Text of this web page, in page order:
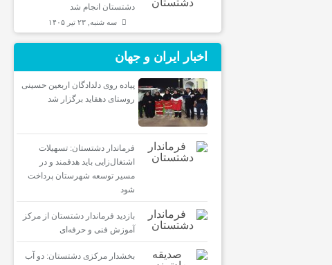
دشتستان انجام شد
سه شنبه, ۲۳ تیر ۱۴۰۵
اخبار ایران و جهان
پیاده روی دلدادگان اربعین حسینی
روستای دهقاید برگزار شد
فرماندار دشتستان: تسهیلات
اشتغال‌زایی باید هدفمند و در
مسیر توسعه شهرستان پرداخت
شود
بازدید فرماندار دشتستان از مرکز
آموزش فنی و حرفه‌ای
بخشدار مرکزی دشتستان: دو آب